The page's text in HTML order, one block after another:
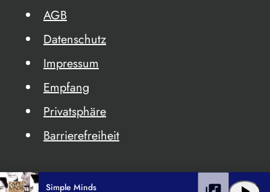
AGB
Datenschutz
Impressum
Empfang
Privatsphäre
Barrierefreiheit
Simple Minds